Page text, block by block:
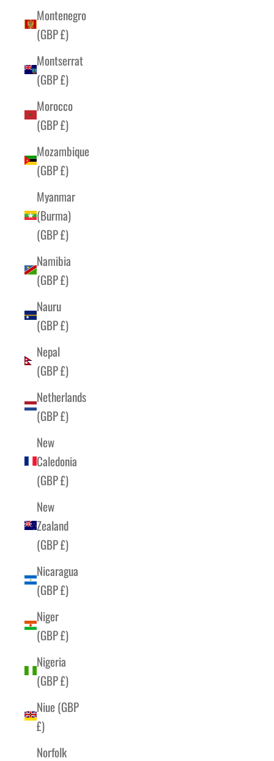
Montenegro
(GBP £)
Montserrat
(GBP £)
Morocco
(GBP £)
Mozambique
(GBP £)
Myanmar
(Burma)
(GBP £)
Namibia
(GBP £)
Nauru
(GBP £)
Nepal
(GBP £)
Netherlands
(GBP £)
New
Caledonia
(GBP £)
New
Zealand
(GBP £)
Nicaragua
(GBP £)
Niger
(GBP £)
Nigeria
(GBP £)
Niue (GBP
£)
Norfolk